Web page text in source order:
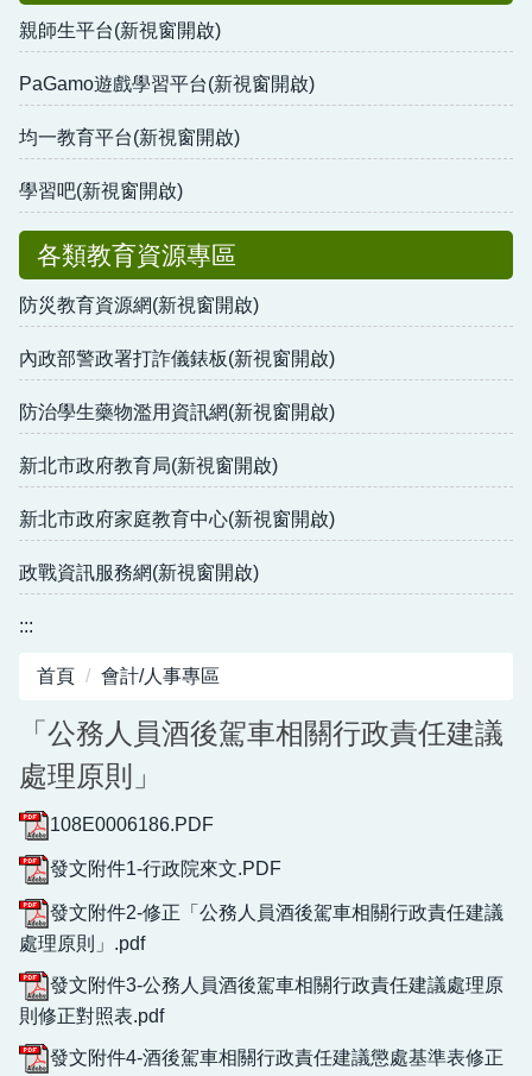
親師生平台(新視窗開啟)
PaGamo遊戲學習平台(新視窗開啟)
均一教育平台(新視窗開啟)
學習吧(新視窗開啟)
各類教育資源專區
防災教育資源網(新視窗開啟)
內政部警政署打詐儀錶板(新視窗開啟)
防治學生藥物濫用資訊網(新視窗開啟)
新北市政府教育局(新視窗開啟)
新北市政府家庭教育中心(新視窗開啟)
政戰資訊服務網(新視窗開啟)
:::
首頁 會計/人事專區
「公務人員酒後駕車相關行政責任建議
處理原則」
108E0006186.PDF
發文附件1-行政院來文.PDF
發文附件2-修正「公務人員酒後駕車相關行政責任建議
處理原則」.pdf
發文附件3-公務人員酒後駕車相關行政責任建議處理原
則修正對照表.pdf
發文附件4-酒後駕車相關行政責任建議懲處基準表修正